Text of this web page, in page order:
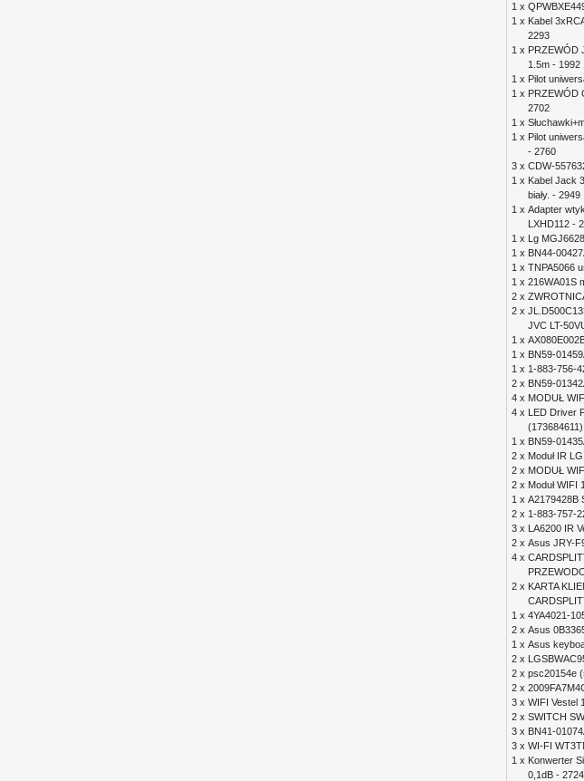
1 x
1 x Kabel
2293
1 x PRZEWÓD
1.5m - 1992
1 x Pilot
1 x PRZEWÓD
2702
1 x
1 x Pilot
- 2760
3 x CDW-
1 x Kabel Jack
biały. - 2949
1 x Adapter
LXHD112 -
1 x
Lg
1 x BN44-
1 x TNPA5066
1 x 216WA01S
2 x
2 x
JVC LT-
1 x
1 x BN59-
1 x 1-883-756-
2 x BN59-
4 x MODUŁ
4 x
LED Driver
(173684611)
1 x BN59-
2 x Moduł IR
2 x MODUŁ
2 x Moduł WIFI
1 x A2179428B
2 x 1-883-757-
3 x
LA6200 IR
2 x Asus JRY-
4 x
2 x KARTA
1 x 4YA4021-
2 x Asus
1 x Asus
2 x
2 x psc20154e
2 x
3 x WIFI Vestel
2 x SWITCH
3 x BN41-
3 x WI-FI
1 x Konwerter
0,1dB - 2724